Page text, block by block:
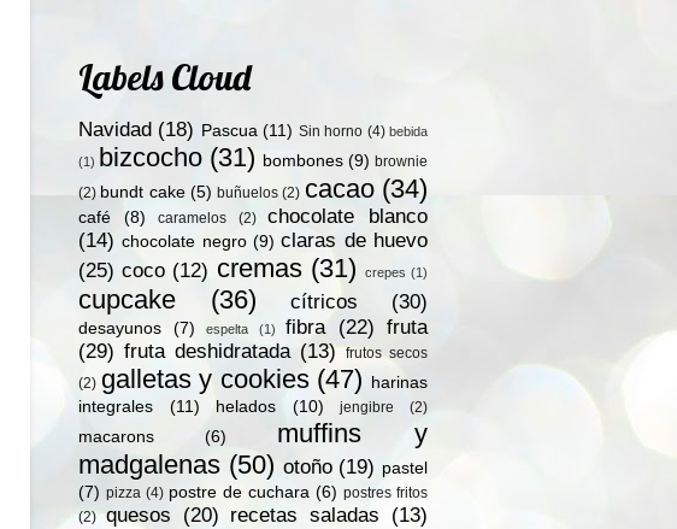
Labels Cloud
Navidad (18) Pascua (11) Sin horno (4) bebida
(1) bizcocho (31) bombones (9) brownie
(2) bundt cake (5) buñuelos (2) cacao (34)
café (8) caramelos (2)
chocolate blanco
(14) chocolate negro (9) claras de huevo
(25) coco (12) cremas (31) crepes (1)
cupcake (36) cítricos (30)
desayunos (7) espelta (1) fibra (22) fruta
(29) fruta deshidratada (13)
frutos secos
(2) galletas y cookies (47)
harinas
integrales
(11) helados (10) jengibre (2)
macarons (6)
muffins y
madgalenas (50) otoño (19) pastel
(7) pizza (4) postre de cuchara (6) postres fritos
(2) quesos (20) recetas saladas (13)